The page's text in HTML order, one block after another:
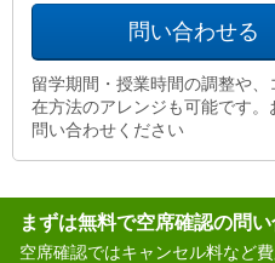
問い合わせる
留学期間・授業時間の調整や、
在方法のアレンジも可能です。
問い合わせください
まずは無料で空席確認の問
空席確認ではキャンセル料など